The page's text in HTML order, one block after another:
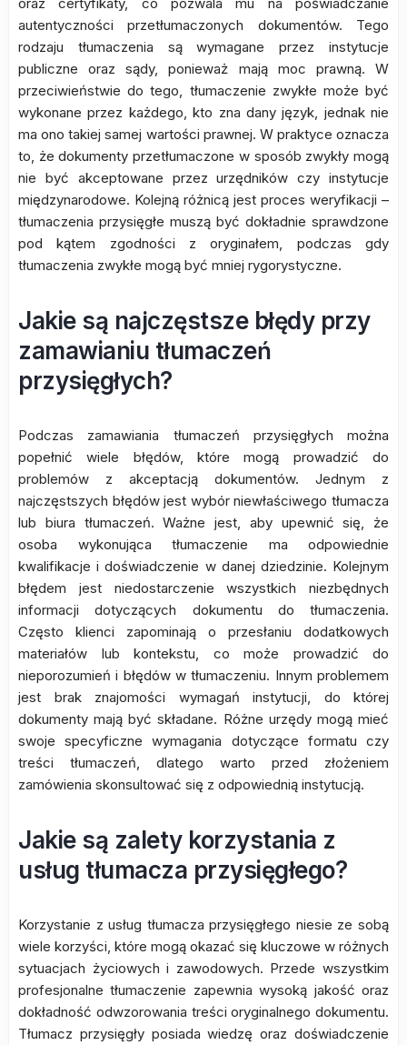
autentyczności przetłumaczonych dokumentów. Tego
rodzaju tłumaczenia są wymagane przez instytucje
publiczne oraz sądy, ponieważ mają moc prawną. W
przeciwieństwie do tego, tłumaczenie zwykłe może być
wykonane przez każdego, kto zna dany język, jednak nie
ma ono takiej samej wartości prawnej. W praktyce oznacza
to, że dokumenty przetłumaczone w sposób zwykły mogą
nie być akceptowane przez urzędników czy instytucje
międzynarodowe. Kolejną różnicą jest proces weryfikacji –
tłumaczenia przysięgłe muszą być dokładnie sprawdzone
pod kątem zgodności z oryginałem, podczas gdy
tłumaczenia zwykłe mogą być mniej rygorystyczne.
Jakie są najczęstsze błędy przy
zamawianiu tłumaczeń
przysięgłych?
Podczas zamawiania tłumaczeń przysięgłych można
popełnić wiele błędów, które mogą prowadzić do
problemów z akceptacją dokumentów. Jednym z
najczęstszych błędów jest wybór niewłaściwego tłumacza
lub biura tłumaczeń. Ważne jest, aby upewnić się, że
osoba wykonująca tłumaczenie ma odpowiednie
kwalifikacje i doświadczenie w danej dziedzinie. Kolejnym
błędem jest niedostarczenie wszystkich niezbędnych
informacji dotyczących dokumentu do tłumaczenia.
Często klienci zapominają o przesłaniu dodatkowych
materiałów lub kontekstu, co może prowadzić do
nieporozumień i błędów w tłumaczeniu. Innym problemem
jest brak znajomości wymagań instytucji, do której
dokumenty mają być składane. Różne urzędy mogą mieć
swoje specyficzne wymagania dotyczące formatu czy
treści tłumaczeń, dlatego warto przed złożeniem
zamówienia skonsultować się z odpowiednią instytucją.
Jakie są zalety korzystania z
usług tłumacza przysięgłego?
Korzystanie z usług tłumacza przysięgłego niesie ze sobą
wiele korzyści, które mogą okazać się kluczowe w różnych
sytuacjach życiowych i zawodowych. Przede wszystkim
profesjonalne tłumaczenie zapewnia wysoką jakość oraz
dokładność odwzorowania treści oryginalnego dokumentu.
Tłumacz przysięgły posiada wiedzę oraz doświadczenie